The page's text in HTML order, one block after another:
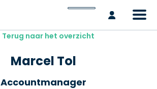
Terug naar het overzicht
Marcel Tol
Accountmanager